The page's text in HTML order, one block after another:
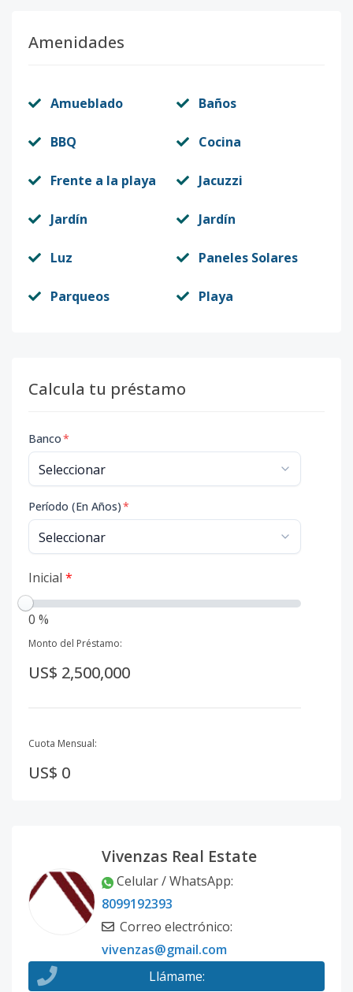
Amenidades
Amueblado Baños
BBQ Cocina
Frente a la playa Jacuzzi
Jardín Jardín
Luz Paneles Solares
Parqueos Playa
Calcula tu préstamo
Banco*
Período (En Años)*
Inicial *
0 %
Monto del Préstamo:
US$ 2,500,000
Cuota Mensual:
US$ 0
Vivenzas Real Estate
Celular / WhatsApp:
8099192393
Correo electrónico:
vivenzas@gmail.com
Llámame: